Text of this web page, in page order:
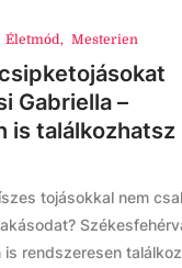
Életmód, Mesterien
Gabriella –
is találkozhatsz
tojásokkal nem
rendszeresen